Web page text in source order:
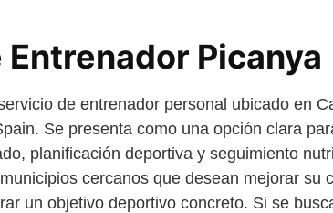
Entrenador Picanya
de entrenador personal ubicado en
Se presenta como una opción clara
planificación deportiva y seguimiento
cercanos que desean mejorar su
un objetivo deportivo concreto. Si se